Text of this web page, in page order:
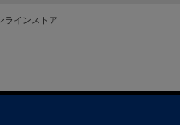
ラインストア